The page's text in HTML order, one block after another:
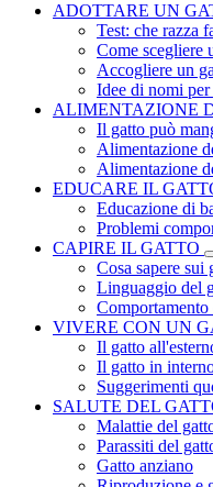
ADOTTARE UN
Test: che razza
Come scegliere
Accogliere un
Idee di nomi per
ALIMENTAZIONE
Il gatto può
Alimentazione
Alimentazione
EDUCARE IL
Educazione di
Problemi
CAPIRE IL GATTO
Cosa sapere sui
Linguaggio del
Comportamento
VIVERE CON UN
Il gatto
Il gatto in
Suggerimenti
SALUTE DEL
Malattie del
Parassiti del
Gatto anziano